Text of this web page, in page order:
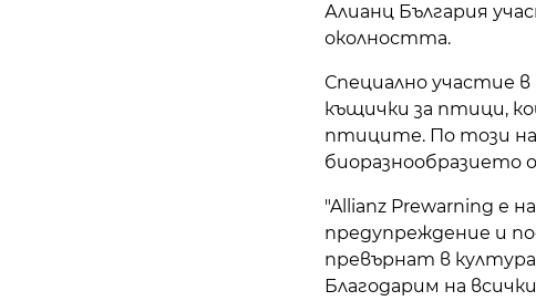
Алианц България
околността.
Специално участие
къщички за птици,
птиците. По този
биоразнообразието
"Allianz Prewarning е
предупреждение и
превърнат в
Благодарим на